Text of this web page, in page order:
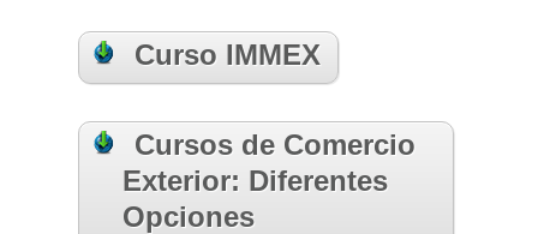
Curso IMMEX
Cursos de Comercio
Exterior: Diferentes
Opciones